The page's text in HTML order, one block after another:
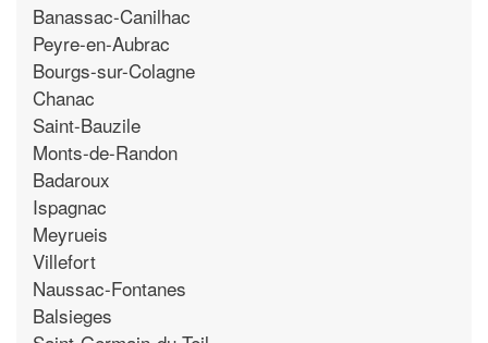
Banassac-Canilhac
Peyre-en-Aubrac
Bourgs-sur-Colagne
Chanac
Saint-Bauzile
Monts-de-Randon
Badaroux
Ispagnac
Meyrueis
Villefort
Naussac-Fontanes
Balsieges